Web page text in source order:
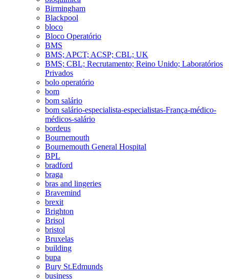
Birmingham
Blackpool
bloco
Bloco Operatório
BMS
BMS; APCT; ACSP; CBL; UK
BMS; CBL; Recrutamento; Reino Unido; Laboratórios
Privados
bolo operatório
bom
bom salário
bom salário-especialista-especialistas-França-médico-
médicos-salário
bordeus
Bournemouth
Bournemouth General Hospital
BPL
bradford
braga
bras and lingeries
Bravemind
brexit
Brighton
Brisol
bristol
Bruxelas
building
bupa
Bury St.Edmunds
business